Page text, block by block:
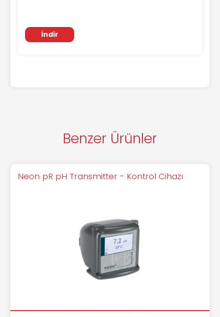
İndir
Benzer Ürünler
Neon pR pH Transmitter - Kontrol Cihazı